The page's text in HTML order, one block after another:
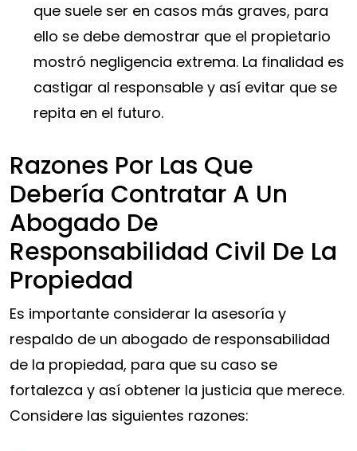
que suele ser en casos más graves, para
ello se debe demostrar que el propietario
mostró negligencia extrema. La finalidad es
castigar al responsable y así evitar que se
repita en el futuro.
Razones Por Las Que
Debería Contratar A Un
Abogado De
Responsabilidad Civil De La
Propiedad
Es importante considerar la asesoría y
respaldo de un abogado de responsabilidad
de la propiedad, para que su caso se
fortalezca y así obtener la justicia que merece.
Considere las siguientes razones: